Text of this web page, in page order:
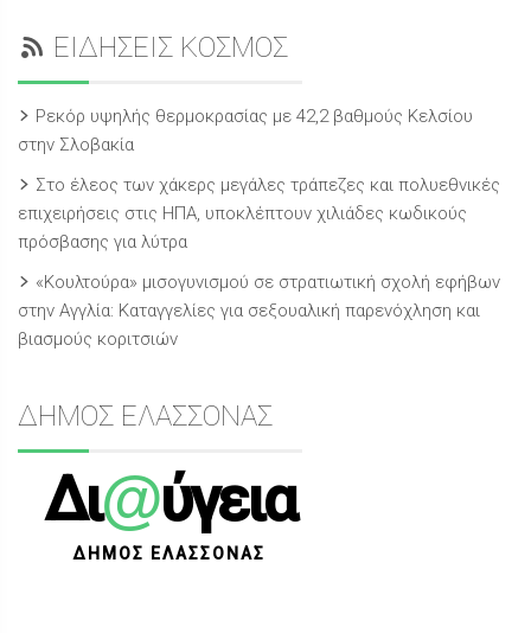
ΕΙΔΗΣΕΙΣ ΚΟΣΜΟΣ
Ρεκόρ υψηλής θερμοκρασίας με 42,2 βαθμούς Κελσίου
στην Σλοβακία
Στο έλεος των χάκερς μεγάλες τράπεζες και πολυεθνικές
επιχειρήσεις στις ΗΠΑ, υποκλέπτουν χιλιάδες κωδικούς
πρόσβασης για λύτρα
«Κουλτούρα» μισογυνισμού σε στρατιωτική σχολή εφήβων
στην Αγγλία: Καταγγελίες για σεξουαλική παρενόχληση και
βιασμούς κοριτσιών
ΔΗΜΟΣ ΕΛΑΣΣΟΝΑΣ
Δι@ύγεια
ΔΗΜΟΣ ΕΛΑΣΣΟΝΑΣ